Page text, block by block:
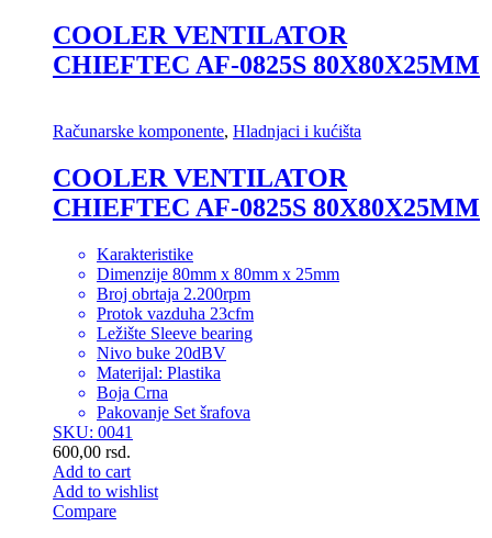
COOLER VENTILATOR
CHIEFTEC AF-0825S 80X80X25MM
Računarske komponente, Hladnjaci i kućišta
COOLER VENTILATOR
CHIEFTEC AF-0825S 80X80X25MM
Karakteristike
Dimenzije 80mm x 80mm x 25mm
Broj obrtaja 2.200rpm
Protok vazduha 23cfm
Ležište Sleeve bearing
Nivo buke 20dBV
Materijal: Plastika
Boja Crna
Pakovanje Set šrafova
SKU: 0041
600,00 rsd.
Add to cart
Add to wishlist
Compare